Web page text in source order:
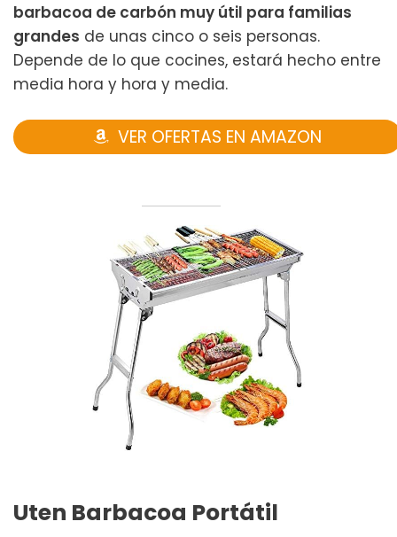
barbacoa de carbón muy útil para familias
grandes de unas cinco o seis personas.
Depende de lo que cocines, estará hecho entre
media hora y hora y media.
VER OFERTAS EN AMAZON
Uten Barbacoa Portátil